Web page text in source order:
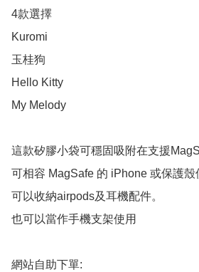
4款選擇
Kuromi
玉桂狗
Hello Kitty
My Melody
這款矽膠小袋可穩固吸附在支援
可相容 MagSafe 的 iPhone 或保護殼
可以收納airpods及耳機配件。
也可以當作手機支架使用
網站自助下單: